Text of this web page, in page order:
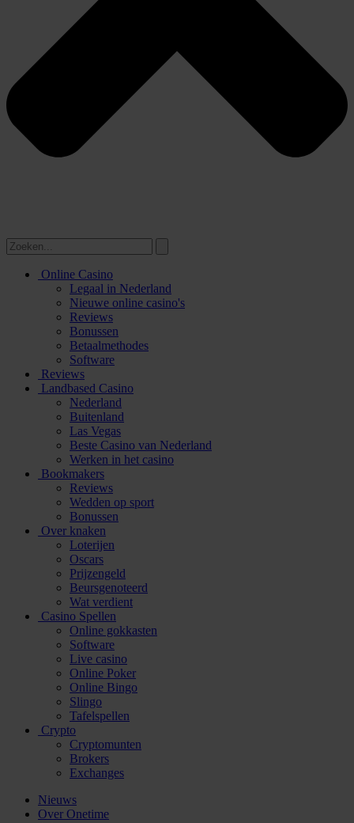
Online Casino
Legaal in Nederland
Nieuwe online casino's
Reviews
Bonussen
Betaalmethodes
Software
Reviews
Landbased Casino
Nederland
Buitenland
Las Vegas
Beste Casino van Nederland
Werken in het casino
Bookmakers
Reviews
Wedden op sport
Bonussen
Over knaken
Loterijen
Oscars
Prijzengeld
Beursgenoteerd
Wat verdient
Casino Spellen
Online gokkasten
Software
Live casino
Online Poker
Online Bingo
Slingo
Tafelspellen
Crypto
Cryptomunten
Brokers
Exchanges
Nieuws
Over Onetime